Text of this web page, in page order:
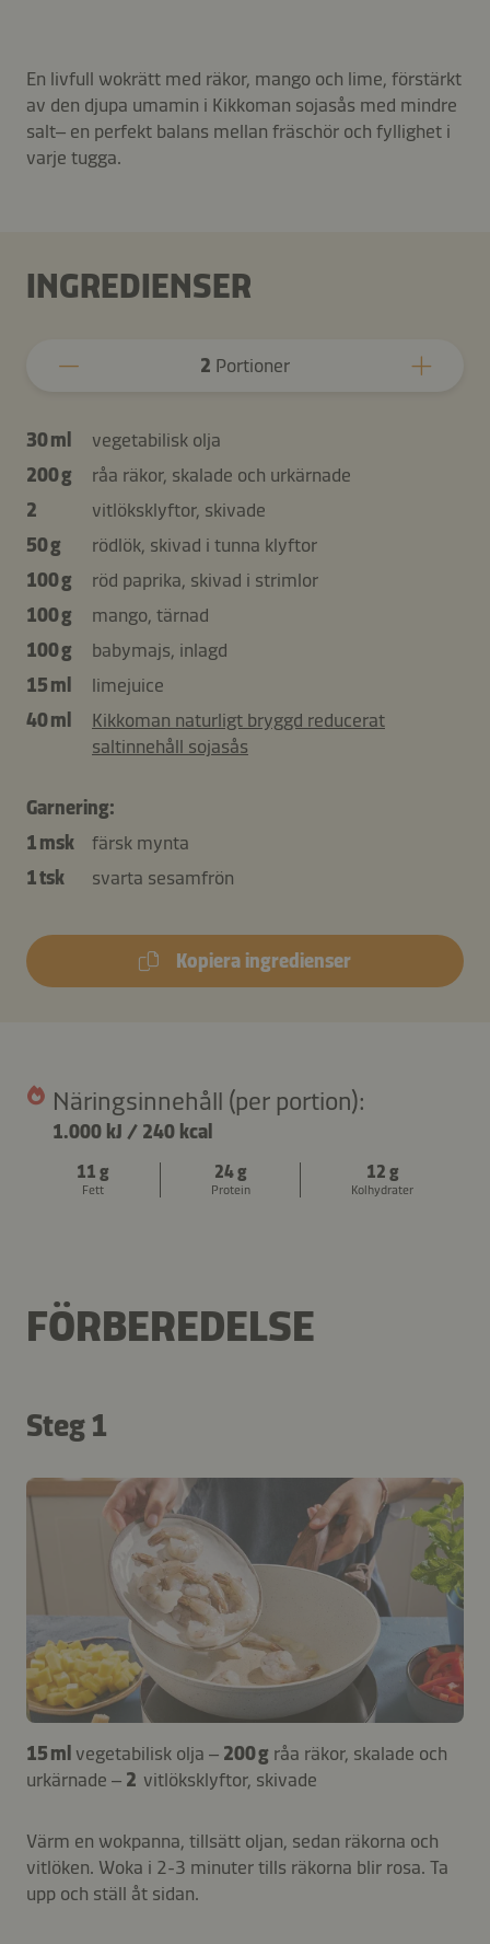
En livfull wokrätt med räkor, mango och lime, förstärkt
av den djupa umamin i Kikkoman sojasås med mindre
salt– en perfekt balans mellan fräschör och fyllighet i
varje tugga.
INGREDIENSER
2 Portioner
30 ml
vegetabilisk olja
200 g
råa räkor, skalade och urkärnade
2
vitlöksklyftor, skivade
50 g
rödlök, skivad i tunna klyftor
100 g
röd paprika, skivad i strimlor
100 g
mango, tärnad
100 g
babymajs, inlagd
15 ml
limejuice
40 ml
Kikkoman naturligt bryggd reducerat
saltinnehåll sojasås
Garnering:
1 msk
färsk mynta
1 tsk
svarta sesamfrön
Kopiera ingredienser
Näringsinnehåll (per portion):
1.000 kJ / 240 kcal
11 g
Fett
24 g
Protein
12 g
Kolhydrater
FÖRBEREDELSE
Steg 1
15 ml vegetabilisk olja – 200 g råa räkor, skalade och
urkärnade – 2 vitlöksklyftor, skivade
Värm en wokpanna, tillsätt oljan, sedan räkorna och
vitlöken. Woka i 2-3 minuter tills räkorna blir rosa. Ta
upp och ställ åt sidan.